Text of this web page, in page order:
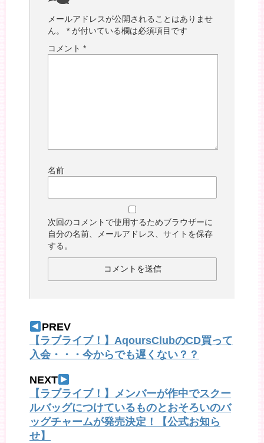
メールアドレスが公開されることはありませ
ん。
* が付いている欄は必須項目です
コメント *
名前
次回のコメントで使用するためブラウザーに
自分の名前、メールアドレス、サイトを保存
する。
PREV
【ラブライブ！】AqoursClubのCD買って
入会・・・今からでも遅くない？？
NEXT
【ラブライブ！】メンバーが作中でスクー
ルバッグにつけているものとおそろいのバ
ッグチャームが発売決定！【公式お知ら
せ】